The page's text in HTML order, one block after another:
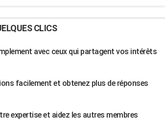
CLICS
avec ceux qui partagent vos intérêts
facilement et obtenez plus de réponses
expertise et aidez les autres membres